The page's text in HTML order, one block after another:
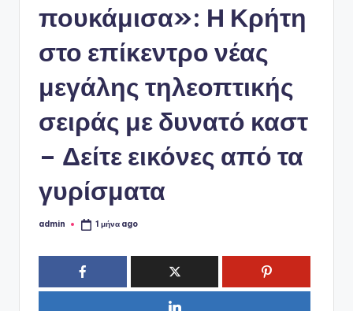
oπουκάμισα»: Η Κρήτη
στο επίκεντρο νέας
μεγάλης τηλεοπτικής
σειράς με δυνατό καστ
– Δείτε εικόνες από τα
γυρίσματα
Συγγραφέας:
admin 1 μήνα ago